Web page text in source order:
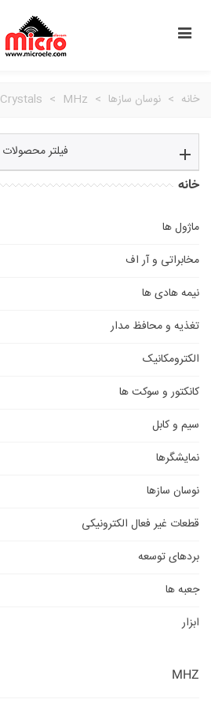
خانه > نوسان سازها >
Crystals > MHz
فیلتر محصولات
خانه
ماژول ها
مخابراتی و آر اف
نیمه هادی ها
تغذیه و محافظ مدار
الکترومکانیک
کانکتور و سوکت ها
سیم و کابل
نمایشگرها
نوسان سازها
قطعات غیر فعال الکترونیکی
بردهای توسعه
جعبه ها
ابزار
MHZ